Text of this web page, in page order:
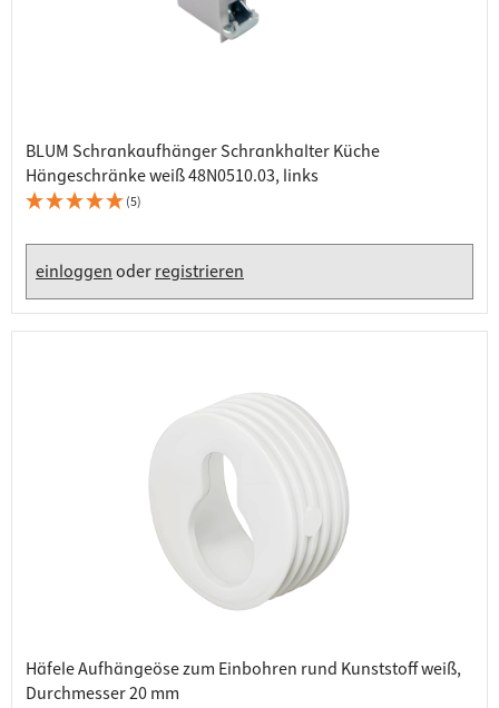
BLUM Schrankaufhänger Schrankhalter Küche
Hängeschränke weiß 48N0510.03, links
(5)
einloggenoderregistrieren
Häfele Aufhängeöse zum Einbohren rund Kunststoff weiß,
Durchmesser 20 mm